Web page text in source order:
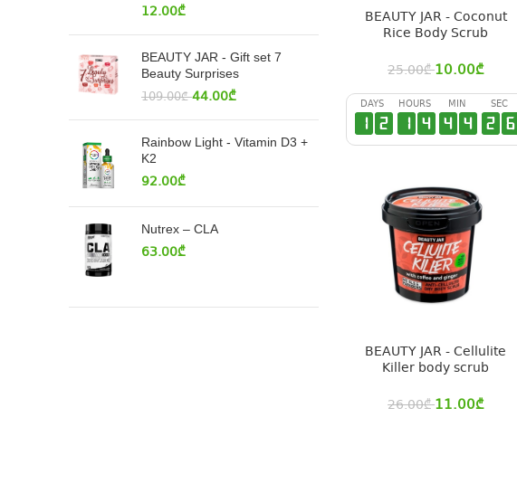
12.00₾
BEAUTY JAR - Gift set 7
Beauty Surprises
109.00₾ 44.00₾
Rainbow Light - Vitamin D3 +
K2
92.00₾
Nutrex – CLA
63.00₾
BEAUTY JAR - Coconut
Rice Body Scrub
25.00₾ 10.00₾
DAYS
1 2
HOURS
1 4
MIN
4 4
SEC
2 6
BEAUTY JAR - Cellulite
Killer body scrub
26.00₾ 11.00₾